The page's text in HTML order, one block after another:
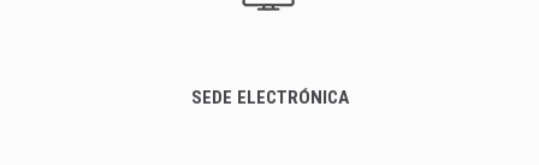
SEDE ELECTRÓNICA